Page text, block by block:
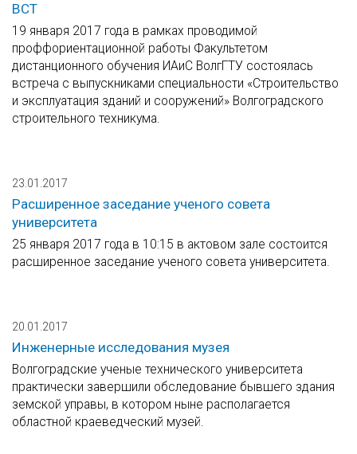
ВСТ
19 января 2017 года в рамках проводимой
проффориентационной работы Факультетом
дистанционного обучения ИАиС ВолгГТУ состоялась
встреча с выпускниками специальности «Строительство
и эксплуатация зданий и сооружений» Волгоградского
строительного техникума.
23.01.2017
Расширенное заседание ученого совета
университета
25 января 2017 года в 10:15 в актовом зале состоится
расширенное заседание ученого совета университета.
20.01.2017
Инженерные исследования музея
Волгоградские ученые технического университета
практически завершили обследование бывшего здания
земской управы, в котором ныне располагается
областной краеведческий музей.